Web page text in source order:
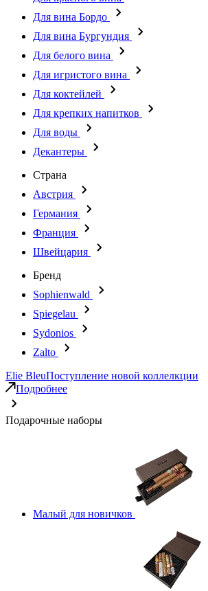
Для вина Бордо
Для вина Бургундия
Для белого вина
Для игристого вина
Для коктейлей
Для крепких напитков
Для воды
Декантеры
Страна
Австрия
Германия
Франция
Швейцария
Бренд
Sophienwald
Spiegelau
Sydonios
Zalto
Elie BleuПоступление новой коллелкции
Подробнее
Подарочные наборы
Малый для новичков